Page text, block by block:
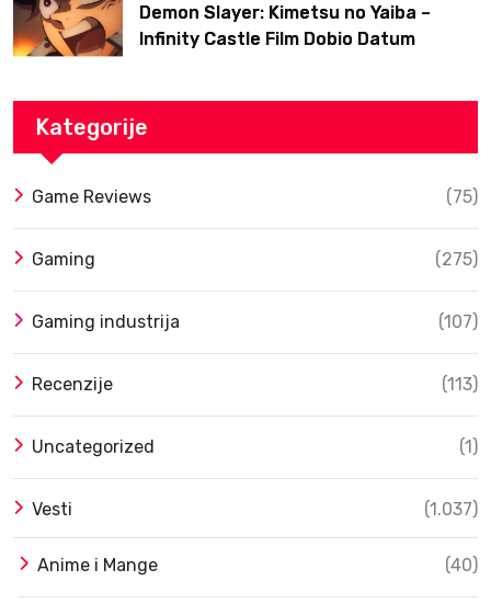
Demon Slayer: Kimetsu no Yaiba –
Infinity Castle Film Dobio Datum
Kategorije
Game Reviews (75)
Gaming (275)
Gaming industrija (107)
Recenzije (113)
Uncategorized (1)
Vesti (1.037)
Anime i Mange (40)